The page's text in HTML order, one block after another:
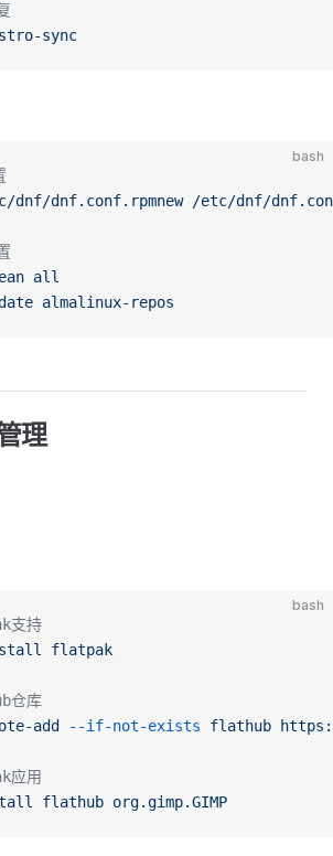
sync
bash
dnf/dnf.conf.rpmnew /etc/dnf/
all
almalinux-repos
理
bash
支持
flatpak
仓库
add --if-not-exists flathub
应用
flathub org.gimp.GIMP